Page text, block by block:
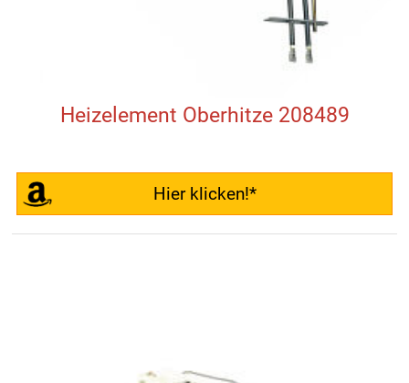
Heizelement Oberhitze 208489
Hier klicken!*